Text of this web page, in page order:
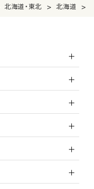
北海道・東北 > 北海道 >